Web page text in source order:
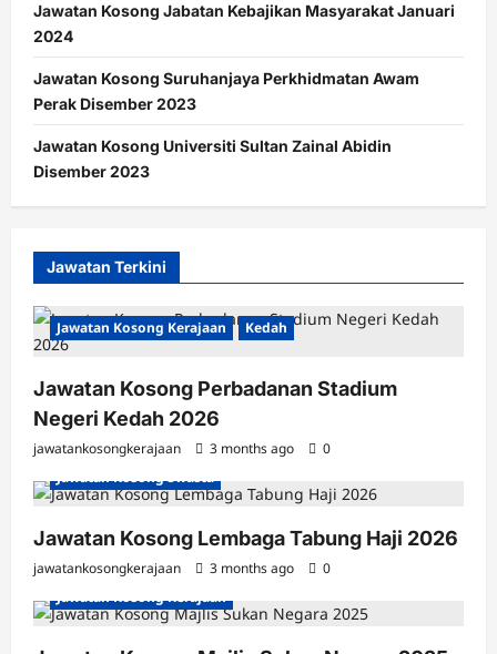
Jawatan Kosong Jabatan Kebajikan Masyarakat Januari
2024
Jawatan Kosong Suruhanjaya Perkhidmatan Awam
Perak Disember 2023
Jawatan Kosong Universiti Sultan Zainal Abidin
Disember 2023
Jawatan Terkini
Jawatan Kosong Kerajaan Kedah
Jawatan Kosong Perbadanan Stadium
Negeri Kedah 2026
jawatankosongkerajaan 3 months ago
0
Jawatan Kosong Swasta
Jawatan Kosong Lembaga Tabung Haji 2026
jawatankosongkerajaan 3 months ago
0
Jawatan Kosong Kerajaan